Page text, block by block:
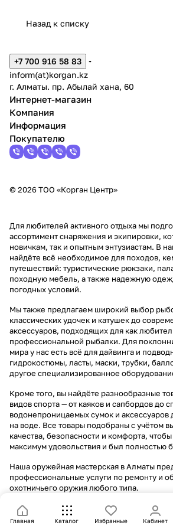
Назад к списку
Главная Каталог Избранные Кабинет
+7 700 916 58 83
inform(at)korgan.kz
г. Алматы. пр. Абылай хана, 60
Интернет-магазин
Компания
Информация
Покупателю
© 2026 ТОО «Корган Центр»
Для любителей активного отдыха мы
ассортимент снаряжения и экипировки,
новичкам, так и опытным энтузиастам. В
найдёте всё необходимое для походов,
путешествий: туристические рюкзаки,
походную мебель, а также надежную
погодных условий.
Мы также предлагаем широкий выбор
классических удочек и катушек до
аксессуаров, подходящих для как
профессиональной рыбалки. Для
мира у нас есть всё для дайвинга и
гидрокостюмы, ласты, маски, трубки,
другое специализированное
Кроме того, вы найдёте разнообразные
видов спорта — от каяков и сапбордов до
водонепроницаемых сумок и аксессуаров
на воде. Все товары подобраны с учётом
качества, безопасности и комфорта,
максимум удовольствия и был полностью
Наша оружейная мастерская в Алматы
профессиональные услуги по ремонту и
охотничьего оружия любого типа.